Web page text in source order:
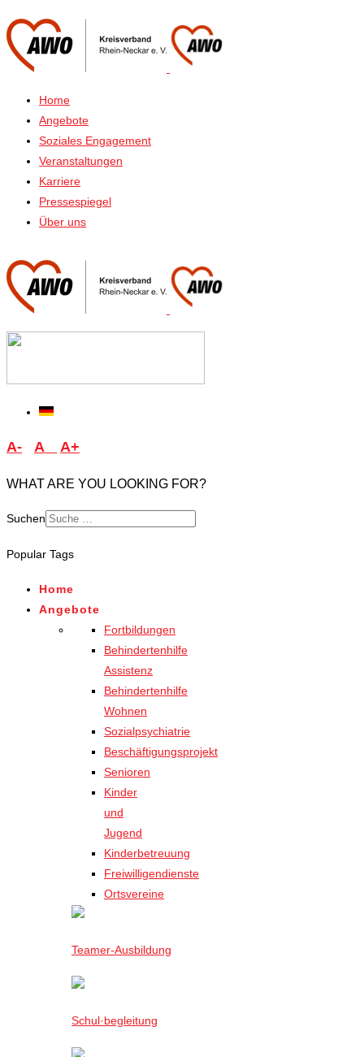
Home
Angebote
Soziales Engagement
Veranstaltungen
Karriere
Pressespiegel
Über uns
A- A A+
WHAT ARE YOU LOOKING FOR?
Suchen
for results.
Popular Tags
Home
Angebote
Fortbildungen
Behindertenhilfe
Assistenz
Behindertenhilfe
Wohnen
Sozialpsychiatrie
Beschäftigungsprojekt
Senioren
Kinder
und
Jugend
Kinderbetreuung
Freiwilligendienste
Ortsvereine
Teamer-Ausbildung
Schul·begleitung